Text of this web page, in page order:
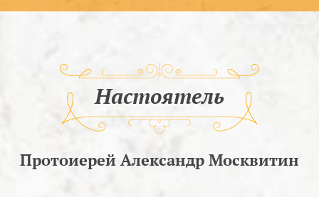
Настоятель
Протоиерей Александр Москвитин